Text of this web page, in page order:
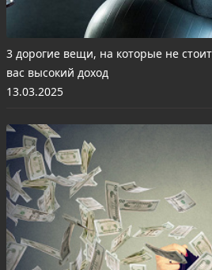
3 дорогие вещи, на которые не
вас высокий доход
13.03.2025